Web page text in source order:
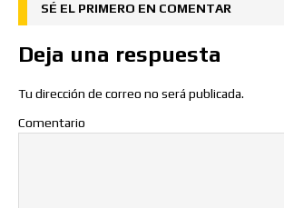
SÉ EL PRIMERO EN COMENTAR
Deja una respuesta
Tu dirección de correo no será publicada.
Comentario